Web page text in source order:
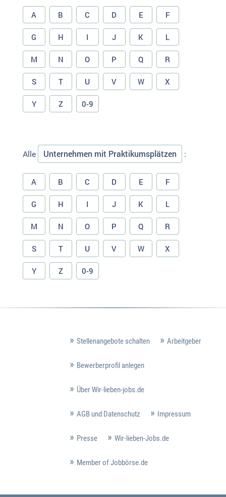
A B C D E F
G H I J K L
M N O P Q R
S T U V W X
Y Z 0-9
Alle Unternehmen mit Praktikumsplätzen :
A B C D E F
G H I J K L
M N O P Q R
S T U V W X
Y Z 0-9
Stellenangebote schalten Arbeitgeber
Bewerberprofil anlegen
Über Wir-lieben-jobs.de
AGB und Datenschutz Impressum
Presse Wir-lieben-Jobs.de
Member of Jobbörse.de